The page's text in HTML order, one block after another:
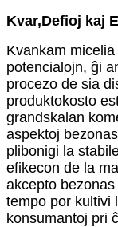
Kvar,Defioj kaj
Kvankam
potencialojn, ĝi
procezo de sia
produktokosto
grandskalan
aspektoj
plibonigi la
efikecon de la
akcepto
tempo por kultivi
konsumantoj pri